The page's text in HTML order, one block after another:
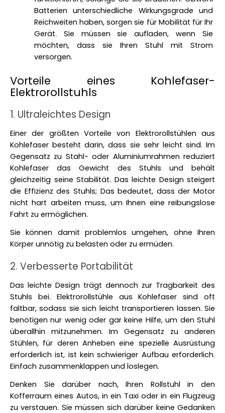
Batterien unterschiedliche Wirkungsgrade und
Reichweiten haben, sorgen sie für Mobilität für Ihr
Gerät. Sie müssen sie aufladen, wenn Sie
möchten, dass sie Ihren Stuhl mit Strom
versorgen.
Vorteile eines Kohlefaser-
Elektrorollstuhls
1. Ultraleichtes Design
Einer der größten Vorteile von Elektrorollstühlen aus
Kohlefaser besteht darin, dass sie sehr leicht sind. Im
Gegensatz zu Stahl- oder Aluminiumrahmen reduziert
Kohlefaser das Gewicht des Stuhls und behält
gleichzeitig seine Stabilität. Das leichte Design steigert
die Effizienz des Stuhls; Das bedeutet, dass der Motor
nicht hart arbeiten muss, um Ihnen eine reibungslose
Fahrt zu ermöglichen.
Sie können damit problemlos umgehen, ohne Ihren
Körper unnötig zu belasten oder zu ermüden.
2. Verbesserte Portabilität
Das leichte Design trägt dennoch zur Tragbarkeit des
Stuhls bei. Elektrorollstühle aus Kohlefaser sind oft
faltbar, sodass sie sich leicht transportieren lassen. Sie
benötigen nur wenig oder gar keine Hilfe, um den Stuhl
überallhin mitzunehmen. Im Gegensatz zu anderen
Stühlen, für deren Anheben eine spezielle Ausrüstung
erforderlich ist, ist kein schwieriger Aufbau erforderlich.
Einfach zusammenklappen und loslegen.
Denken Sie darüber nach, Ihren Rollstuhl in den
Kofferraum eines Autos, in ein Taxi oder in ein Flugzeug
zu verstauen. Sie müssen sich darüber keine Gedanken